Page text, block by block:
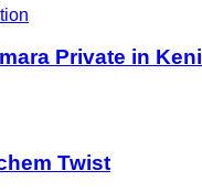
Private in
Twist